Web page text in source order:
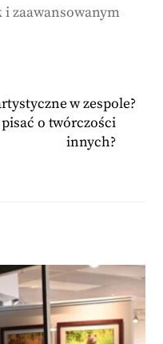
zaawansowanym
w zespole?
o twórczości
innych?